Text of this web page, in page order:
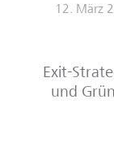
12. März
Exit-
und